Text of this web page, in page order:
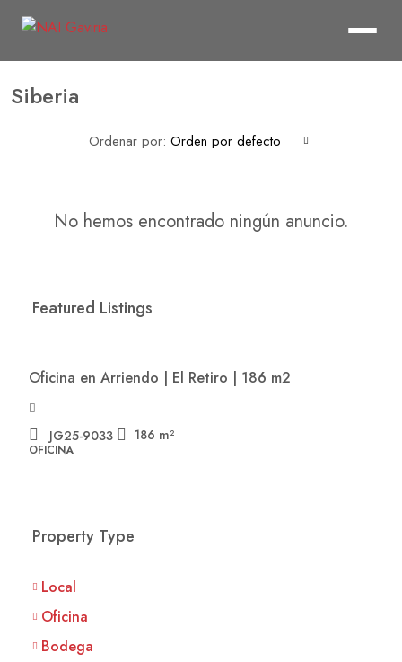
Siberia
Ordenar por: Orden por defecto
No hemos encontrado ningún anuncio.
Featured Listings
/Mes
Oficina en Arriendo | El Retiro | 186 m2
JG25-9033 186 m²
OFICINA
Property Type
Local
Oficina
Bodega